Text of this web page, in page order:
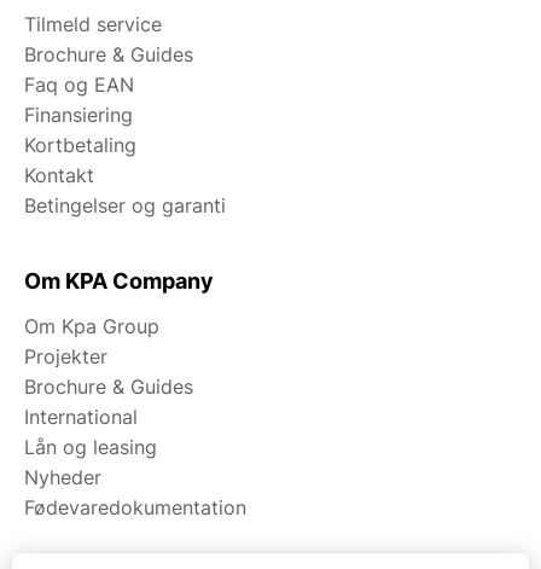
Tilmeld service
Brochure & Guides
Faq og EAN
Finansiering
Kortbetaling
Kontakt
Betingelser og garanti
Om KPA Company
Om Kpa Group
Projekter
Brochure & Guides
International
Lån og leasing
Nyheder
Fødevaredokumentation